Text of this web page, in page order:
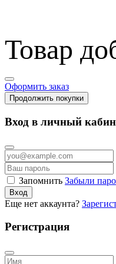
Товар
Оформить заказ
Продолжить покупки
Вход в личный
Запомнить Забыли
Вход
Еще нет аккаунта?
Регистрация